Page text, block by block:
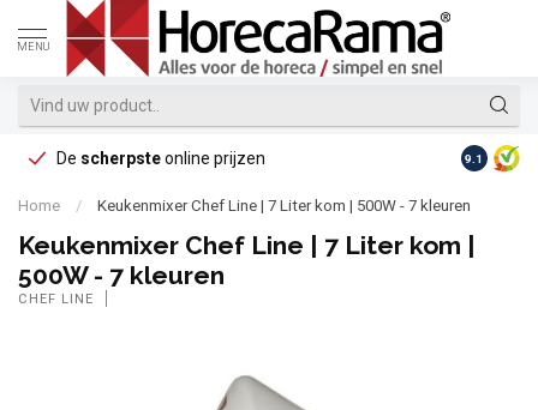
MENU
De scherpsteonline prijzen Op
9.1
Home / Keukenmixer Chef Line | 7 Liter kom | 500W - 7 kleuren
Keukenmixer Chef Line | 7 Liter kom |
500W - 7 kleuren
CHEF LINE